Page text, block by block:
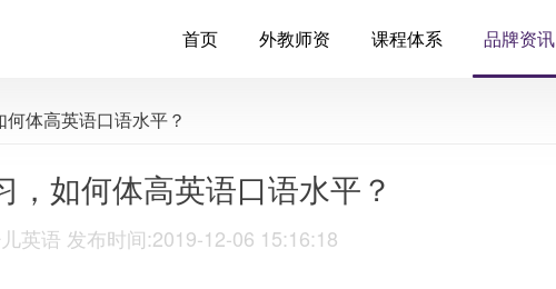
首页 外教师资 课程体系 品牌资讯
体高英语口语水平？
，如何体高英语口语水平？
英语 发布时间:2019-12-06 15:16:18